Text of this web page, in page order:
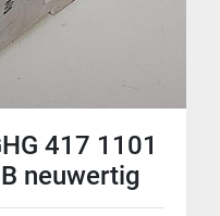
417 1101
neuwertig